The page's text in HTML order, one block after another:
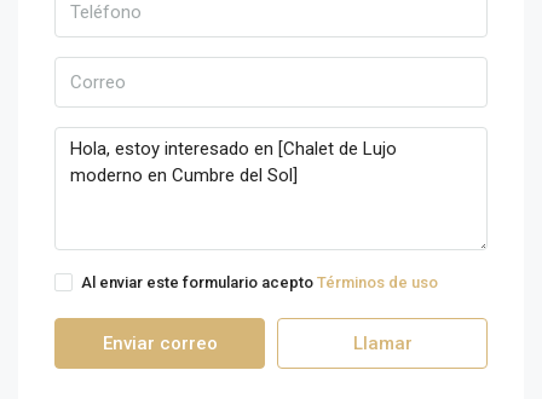
Al enviar este formulario acepto Términos de uso
Enviar correo Llamar